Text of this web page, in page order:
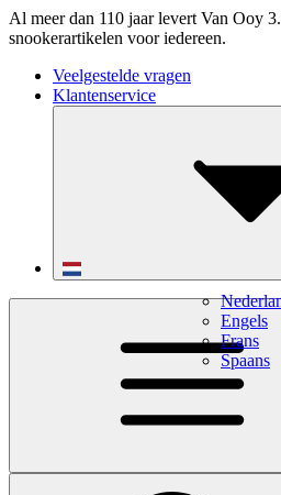
Al meer dan 110 jaar levert Van Ooy
snookerartikelen voor iedereen.
Veelgestelde vragen
Klantenservice
Engels
Frans
Spaans